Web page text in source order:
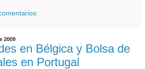
2009
en Bélgica y Bolsa de
en Portugal